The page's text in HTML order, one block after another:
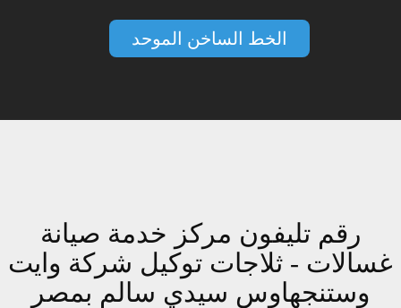
الخط الساخن الموحد
رقم تليفون مركز خدمة صيانة
غسالات - ثلاجات توكيل شركة وايت
وستنجهاوس سيدي سالم بمصر